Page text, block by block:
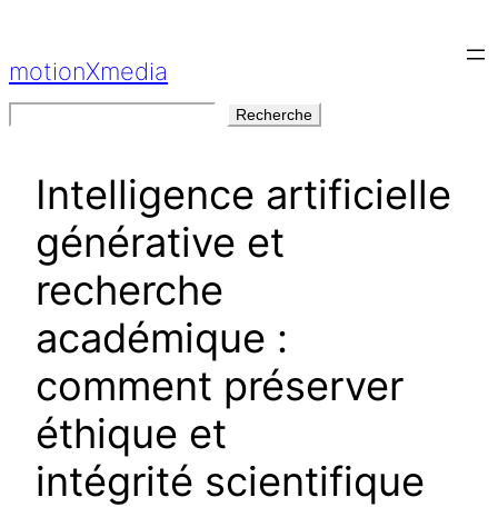
contenu
motionXmedia
Recherche
Intelligence artificielle
générative et
recherche
académique :
comment préserver
éthique et
intégrité scientifique